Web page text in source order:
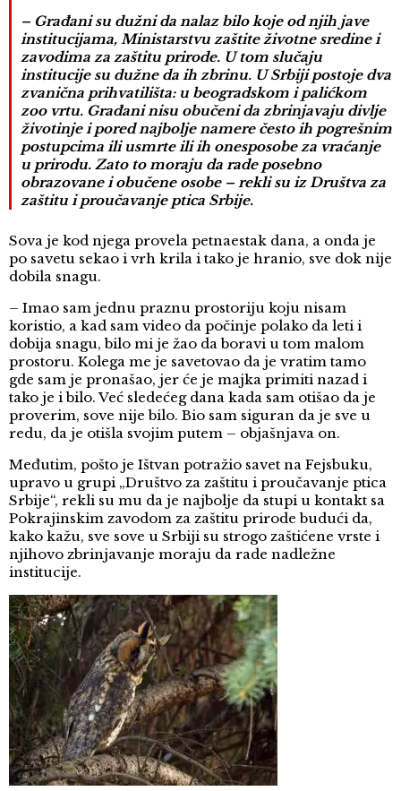
– Građani su dužni da nalaz bilo koje od njih jave
institucijama, Ministarstvu zaštite životne sredine i
zavodima za zaštitu prirode. U tom slučaju
institucije su dužne da ih zbrinu. U Srbiji postoje dva
zvanična prihvatilišta: u beogradskom i palićkom
zoo vrtu. Građani nisu obučeni da zbrinjavaju divlje
životinje i pored najbolje namere često ih pogrešnim
postupcima ili usmrte ili ih onesposobe za vraćanje
u prirodu. Zato to moraju da rade posebno
obrazovane i obučene osobe – rekli su iz Društva za
zaštitu i proučavanje ptica Srbije.
Sova je kod njega provela petnaestak dana, a onda je
po savetu sekao i vrh krila i tako je hranio, sve dok nije
dobila snagu.
– Imao sam jednu praznu prostoriju koju nisam
koristio, a kad sam video da počinje polako da leti i
dobija snagu, bilo mi je žao da boravi u tom malom
prostoru. Kolega me je savetovao da je vratim tamo
gde sam je pronašao, jer će je majka primiti nazad i
tako je i bilo. Već sledećeg dana kada sam otišao da je
proverim, sove nije bilo. Bio sam siguran da je sve u
redu, da je otišla svojim putem – objašnjava on.
Međutim, pošto je Ištvan potražio savet na Fejsbuku,
upravo u grupi „Društvo za zaštitu i proučavanje ptica
Srbije“, rekli su mu da je najbolje da stupi u kontakt sa
Pokrajinskim zavodom za zaštitu prirode budući da,
kako kažu, sve sove u Srbiji su strogo zaštićene vrste i
njihovo zbrinjavanje moraju da rade nadležne
institucije.